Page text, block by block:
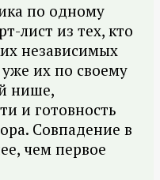
по одному
лист из тех, кто
независимых
их по своему
нише,
и готовность
Совпадение в
чем первое